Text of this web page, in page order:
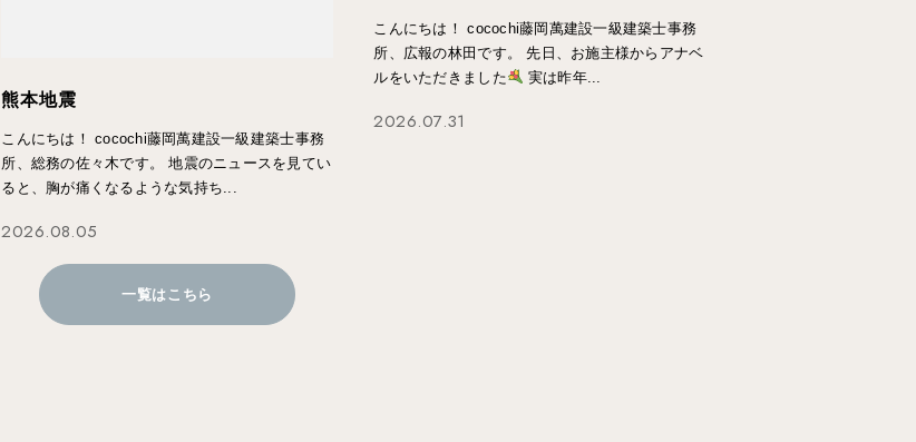
熊本地震
こんにちは！ cocochi藤岡萬建設一級建築士事務
所、総務の佐々木です。 地震のニュースを見てい
ると、胸が痛くなるような気持ち...
2026.08.05
こんにちは！ cocochi藤岡萬建設一級建築士事務
所、広報の林田です。 先日、お施主様からアナベ
ルをいただきました
実は昨年...
2026.07.31
一覧はこちら